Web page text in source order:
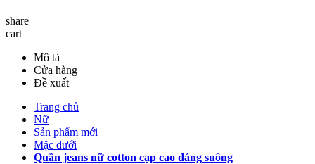
share
cart
Mô tả
Cửa hàng
Đề xuất
Trang chủ
Nữ
Sản phẩm mới
Mặc dưới
Quần jeans nữ cotton cạp cao dáng suông